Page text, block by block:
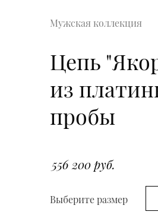
Мужская коллекция
Цепь
из
пробы
556 200 руб.
Выберите размер